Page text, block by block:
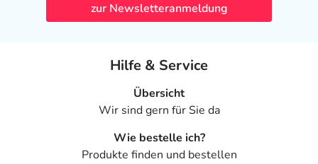
zur Newsletteranmeldung
Hilfe & Service
Übersicht
Wir sind gern für Sie da
Wie bestelle ich?
Produkte finden und bestellen